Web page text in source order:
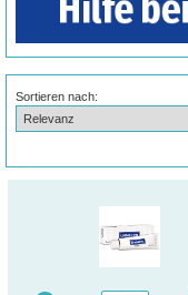
Sortieren nach: